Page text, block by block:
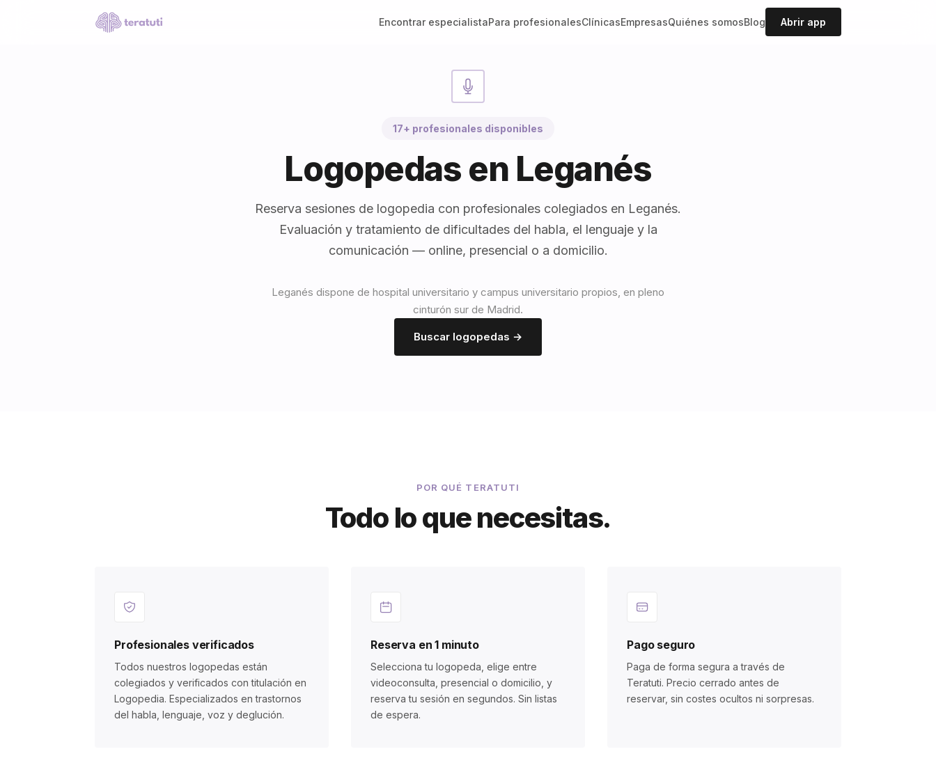
Encontrar especialistaPara profesionalesClínicasEmpresasQuiénes somosBlog Abrir app
17+ profesionales disponibles
Logopedas en Leganés
Reserva sesiones de logopedia con profesionales colegiados en Leganés.
Evaluación y tratamiento de dificultades del habla, el lenguaje y la
comunicación — online, presencial o a domicilio.
Leganés dispone de hospital universitario y campus universitario propios, en pleno
cinturón sur de Madrid.
Buscar logopedas →
POR QUÉ TERATUTI
Todo lo que necesitas.
Profesionales verificados
Todos nuestros logopedas están
colegiados y verificados con titulación en
Logopedia. Especializados en trastornos
del habla, lenguaje, voz y deglución.
Reserva en 1 minuto
Selecciona tu logopeda, elige entre
videoconsulta, presencial o domicilio, y
reserva tu sesión en segundos. Sin listas
de espera.
Pago seguro
Paga de forma segura a través de
Teratuti. Precio cerrado antes de
reservar, sin costes ocultos ni sorpresas.